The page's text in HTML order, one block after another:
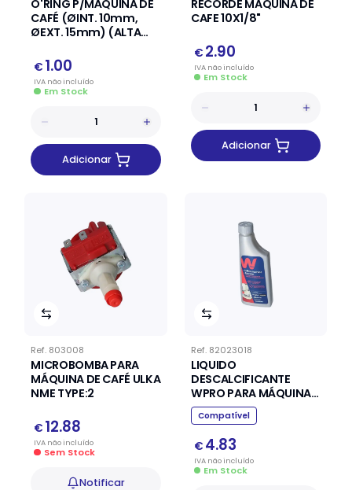
O'RING P/MÁQUINA DE
CAFÉ (ØINT. 10mm,
ØEXT. 15mm) (ALTA
€ 1.00
IVA nãoincluído
Em Stock
Adicionar
RECORDE MAQUINA DE
CAFE 10X1/8"
€ 2.90
IVA nãoincluído
Em Stock
Adicionar
Ref. 803008
MICROBOMBA PARA
MÁQUINA DE CAFÉ ULKA
NME TYPE:2
€ 12.88
IVA nãoincluído
Sem Stock
Notificar
Ref. 82023018
LIQUIDO
DESCALCIFICANTE
WPRO PARA MÁQUINAS
DE CAFÉ (250ml)
Compatível
€ 4.83
IVA nãoincluído
Em Stock